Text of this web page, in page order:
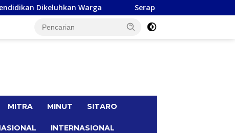
Serap Aspirasi di Minsel, Michaela E Paruntu Terima
MITRA MINUT SITARO
INTERNASIONAL